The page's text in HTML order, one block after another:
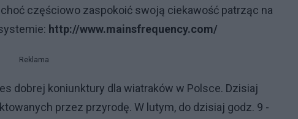
częściowo zaspokoić swoją ciekawość patrząc na
http://www.mainsfrequency.com/
Reklama
dobrej koniunktury dla wiatraków w Polsce. Dzisiaj
przez przyrodę. W lutym, do dzisiaj godz. 9 -